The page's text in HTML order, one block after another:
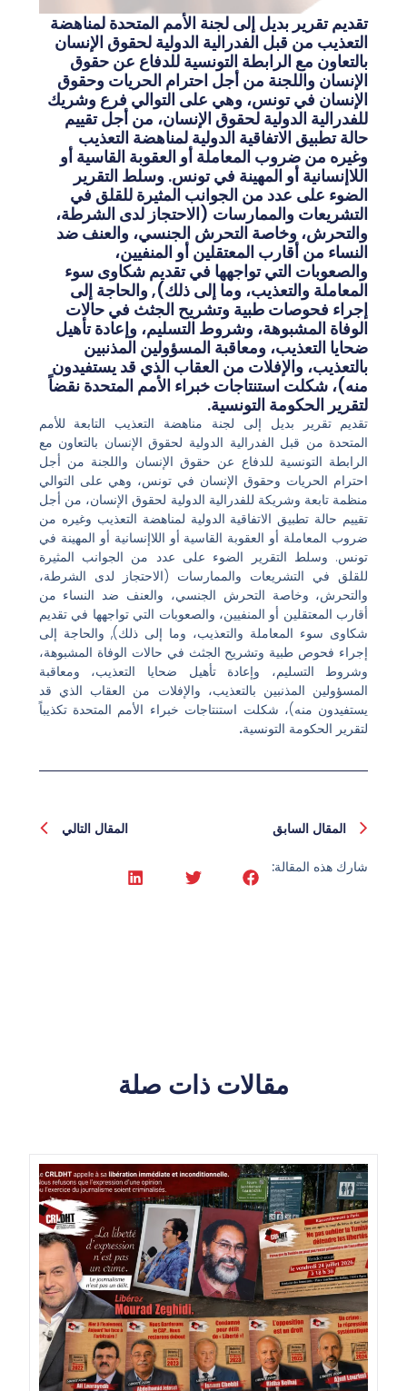
تقديم تقرير بديل إلى لجنة الأمم المتحدة لمناهضة
التعذيب من قبل الفدرالية الدولية لحقوق الإنسان
بالتعاون مع الرابطة التونسية للدفاع عن حقوق
الإنسان واللجنة من أجل احترام الحريات وحقوق
الإنسان في تونس، وهي على التوالي فرع وشريك
للفدرالية الدولية لحقوق الإنسان، من أجل تقييم
حالة تطبيق الاتفاقية الدولية لمناهضة التعذيب
وغيره من ضروب المعاملة أو العقوبة القاسية أو
اللاإنسانية أو المهينة في تونس. وسلط التقرير
الضوء على عدد من الجوانب المثيرة للقلق في
التشريعات والممارسات (الاحتجاز لدى الشرطة،
والتحرش، وخاصة التحرش الجنسي، والعنف ضد
النساء من أقارب المعتقلين أو المنفيين،
والصعوبات التي تواجهها في تقديم شكاوى سوء
المعاملة والتعذيب، وما إلى ذلك), والحاجة إلى
إجراء فحوصات طبية وتشريح الجثث في حالات
الوفاة المشبوهة، وشروط التسليم، وإعادة تأهيل
ضحايا التعذيب، ومعاقبة المسؤولين المذنبين
بالتعذيب، والإفلات من العقاب الذي قد يستفيدون
منه)، شكلت استنتاجات خبراء الأمم المتحدة نقضاً
لتقرير الحكومة التونسية.
تقديم تقرير بديل إلى لجنة مناهضة التعذيب التابعة للأمم
المتحدة من قبل الفدرالية الدولية لحقوق الإنسان بالتعاون مع
الرابطة التونسية للدفاع عن حقوق الإنسان واللجنة من أجل
احترام الحريات وحقوق الإنسان في تونس، وهي على التوالي
منظمة تابعة وشريكة للفدرالية الدولية لحقوق الإنسان، من أجل
تقييم حالة تطبيق الاتفاقية الدولية لمناهضة التعذيب وغيره من
ضروب المعاملة أو العقوبة القاسية أو اللاإنسانية أو المهينة في
تونس. وسلط التقرير الضوء على عدد من الجوانب المثيرة
للقلق في التشريعات والممارسات (الاحتجاز لدى الشرطة،
والتحرش، وخاصة التحرش الجنسي، والعنف ضد النساء من
أقارب المعتقلين أو المنفيين، والصعوبات التي تواجهها في تقديم
شكاوى سوء المعاملة والتعذيب، وما إلى ذلك), والحاجة إلى
إجراء فحوص طبية وتشريح الجثث في حالات الوفاة المشبوهة،
وشروط التسليم، وإعادة تأهيل ضحايا التعذيب، ومعاقبة
المسؤولين المذنبين بالتعذيب، والإفلات من العقاب الذي قد
يستفيدون منه)، شكلت استنتاجات خبراء الأمم المتحدة تكذيباً
لتقرير الحكومة التونسية.
السابق
المقال السابق المقال التالي
شارك هذه المقالة:
مقالات ذات صلة